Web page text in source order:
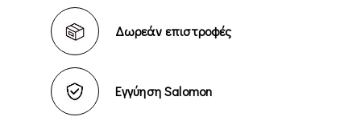
Δωρεάν επιστροφές
Εγγύηση Salomon